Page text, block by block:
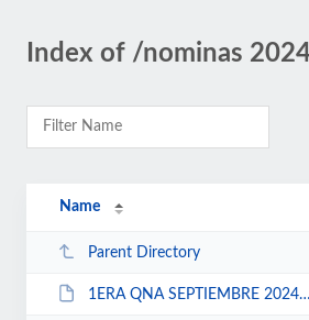
Index of /nominas
Name
Parent Directory
1ERA QNA SEPTIEMBRE 2024 CONFIANZA.xls